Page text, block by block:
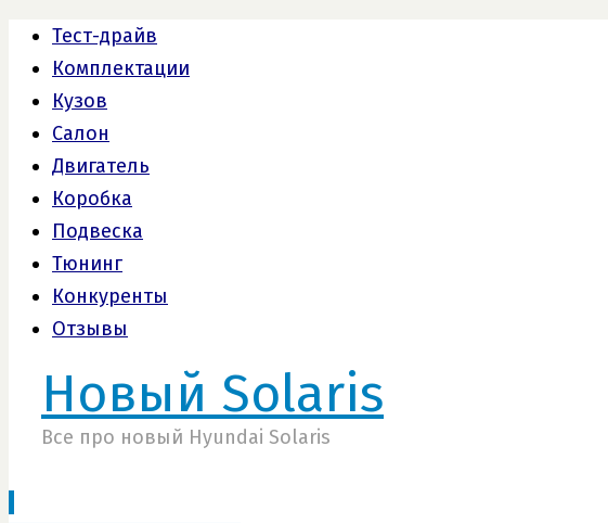
Тест-драйв
Комплектации
Кузов
Салон
Двигатель
Коробка
Подвеска
Тюнинг
Конкуренты
Отзывы
Новый Solaris
Все про новый Hyundai Solaris